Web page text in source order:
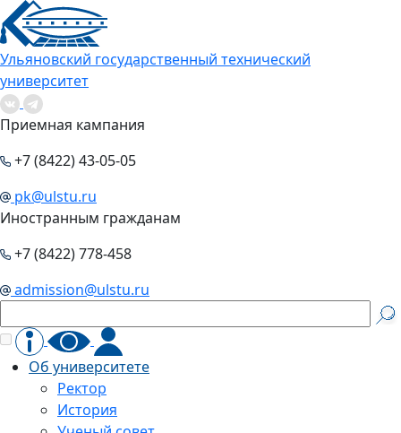
Ульяновский государственный технический
университет
Приемная кампания
+7 (8422) 43-05-05
pk@ulstu.ru
Иностранным гражданам
+7 (8422) 778-458
admission@ulstu.ru
Об университете
Ректор
История